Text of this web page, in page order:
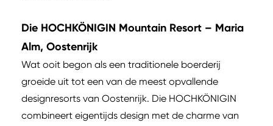
Die HOCHKÖNIGIN Mountain Resort – Maria
Alm, Oostenrijk
Wat ooit begon als een traditionele boerderij
groeide uit tot een van de meest opvallende
designresorts van Oostenrijk. Die HOCHKÖNIGIN
combineert eigentijds design met de charme van